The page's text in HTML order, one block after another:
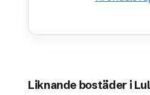
Liknande bostäder i